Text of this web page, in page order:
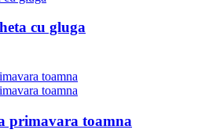
cu gluga
primavara toamna